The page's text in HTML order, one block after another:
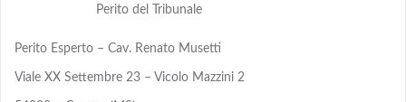
Perito del Tribunale
Perito Esperto – Cav. Renato Musetti
Viale XX Settembre 23 – Vicolo Mazzini 2